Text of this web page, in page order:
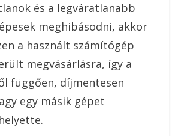
és a legváratlanabb
meghibásodni, akkor
a használt számítógép
megvásárlásra, így a
függően, díjmentesen
egy másik gépet